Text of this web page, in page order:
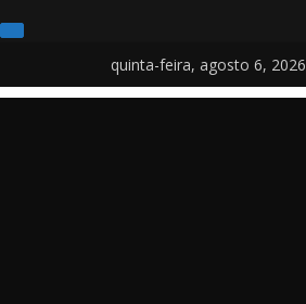
para
quinta-feira, agosto 6, 2026